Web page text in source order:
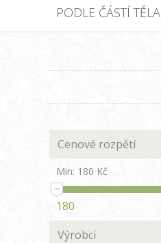
PODLE ČÁSTÍ TĚLA
Cenové rozpětí
Min: 180 Kč
180
Výrobci